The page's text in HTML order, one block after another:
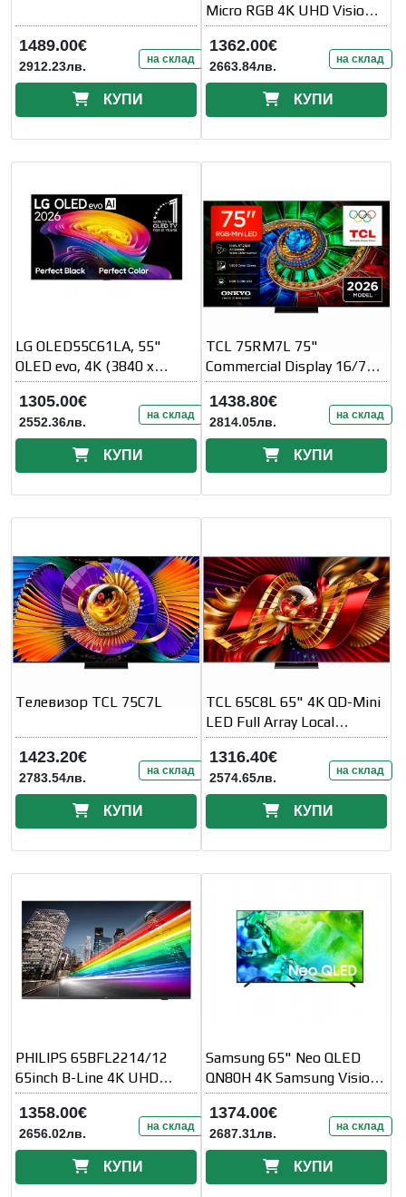
1489.00€
2912.23лв. на склад
КУПИ
Micro RGB 4K UHD Vision
AI Smart TV 144 Hz VRR
(100 Hz
1362.00€
2663.84лв. на склад
КУПИ
LG OLED55C61LA, 55"
OLED evo, 4K (3840 x
2160), DVB-C/T2/S2, Alpha
11 AI 4K
1305.00€
2552.36лв. на склад
КУПИ
TCL 75RM7L 75"
Commercial Display 16/7
Operation Built-in 2.4/5GHz
Wi-Fi
1438.80€
2814.05лв. на склад
КУПИ
Телевизор TCL 75C7L
1423.20€
2783.54лв. на склад
КУПИ
TCL 65C8L 65" 4K QD-Mini
LED Full Array Local
Dimming 144Hz VRR HDR
2000 nits
1316.40€
2574.65лв. на склад
КУПИ
PHILIPS 65BFL2214/12
65inch B-Line 4K UHD
Chromecast built-in
1358.00€
2656.02лв. на склад
КУПИ
Samsung 65" Neo QLED
QN80H 4K Samsung Vision
AI Smart TV (2026)
1374.00€
2687.31лв. на склад
КУПИ